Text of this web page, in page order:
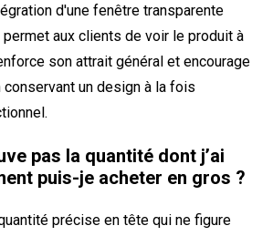
d'une fenêtre transparente
aux clients de voir le produit à
son attrait général et encourage
conservant un design à la fois
pas la quantité dont j’ai
puis-je acheter en gros ?
précise en tête qui ne figure